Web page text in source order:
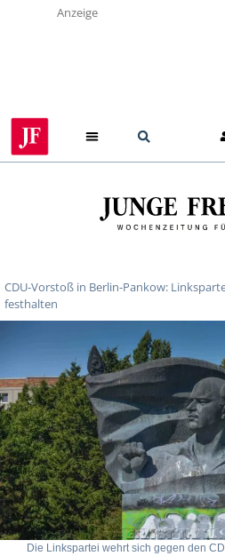
Anzeige
CDU-Vorstoß in Berlin-Pankow:
festhalten
Die Linkspartei wehrt sich gegen den